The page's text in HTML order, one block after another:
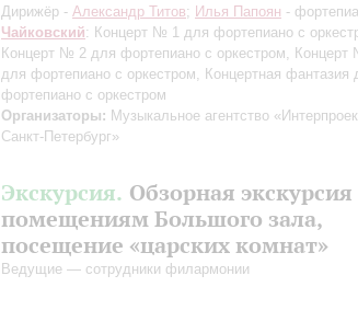
Дирижёр - Александр Титов; Илья Папоян -
Чайковский: Концерт № 1 для фортепиано с
Концерт № 2 для фортепиано с оркестром,
для фортепиано с оркестром, Концертная фантазия
фортепиано с оркестром
Организаторы: Музыкальное агентство
Санкт-Петербург»
Экскурсия. Обзорная экскурсия
помещениям Большого зала,
посещение «царских комнат»
Ведущие — сотрудники филармонии